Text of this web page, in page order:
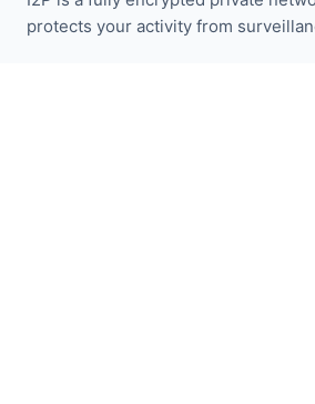
protects your activity from